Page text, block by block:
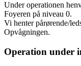
Under operationen
Foyeren på niveau 0.
Vi henter pårørende/
Opvågningen.
Operation under